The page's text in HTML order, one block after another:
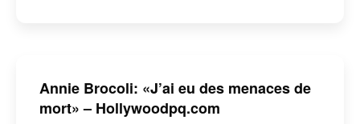
Annie Brocoli: «J’ai eu des menaces de
mort» – Hollywoodpq.com